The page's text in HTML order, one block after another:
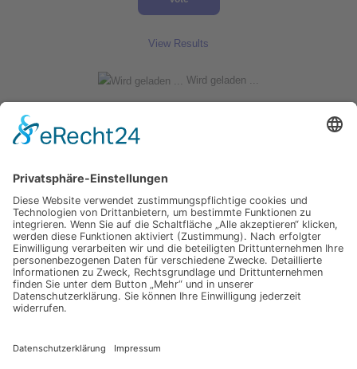
View Results
Wird geladen ...
Du suchst nach etwas?
Suchen
nach:
Unsere Kategorien
Apple Hardware
Apple Intern